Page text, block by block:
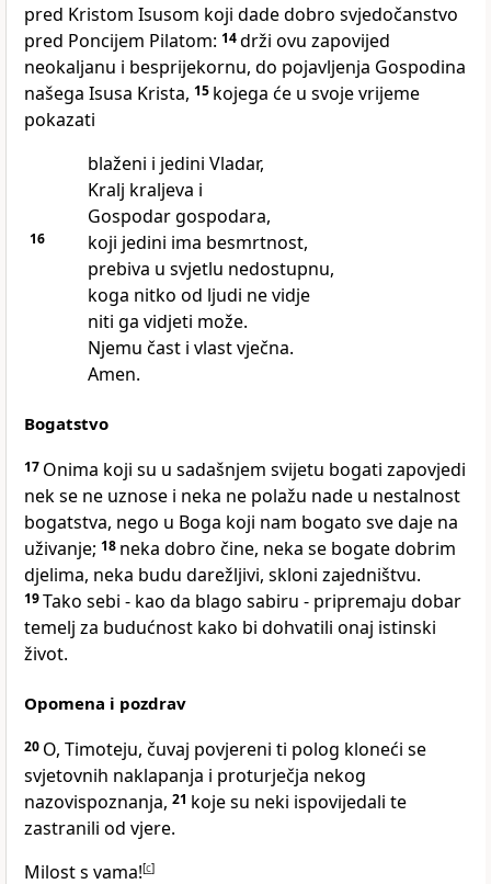
pred Kristom Isusom koji dade dobro svjedočanstvo
pred Poncijem Pilatom: 14drži ovu zapovijed
neokaljanu i besprijekornu, do pojavljenja Gospodina
našega Isusa Krista, 15 kojega će u svoje vrijeme
pokazati
blaženi i jedini Vladar,
Kralj kraljeva i
Gospodar gospodara,
16
koji jedini ima besmrtnost,
prebiva u svjetlu nedostupnu,
koga nitko od ljudi ne vidje
niti ga vidjeti može.
Njemu čast i vlast vječna.
Amen.
Bogatstvo
17 Onima koji su u sadašnjem svijetu bogati zapovjedi
nek se ne uznose i neka ne polažu nade u nestalnost
bogatstva, nego u Boga koji nam bogato sve daje na
uživanje; 18 neka dobro čine, neka se bogate dobrim
djelima, neka budu darežljivi, skloni zajedništvu.
19Tako sebi - kao da blago sabiru - pripremaju dobar
temelj za budućnost kako bi dohvatili onaj istinski
život.
Opomena i pozdrav
20 O, Timoteju, čuvaj povjereni ti polog kloneći se
svjetovnih naklapanja i proturječja nekog
nazovispoznanja, 21 koje su neki ispovijedali te
zastranili od vjere.
Milost s vama![c]